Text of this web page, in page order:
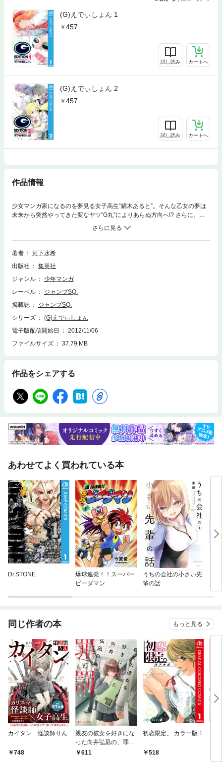
(G)えでぃしょん 1
457
試し読み カートへ
(G)えでぃしょん 2
457
試し読み カートへ
作品情報
少女マンガ家になるのを夢見る女子高生”鏑木あると”。そんな乙女の夢は
未来から突然やってきた変なヤツ”G丸”によりあらぬ方向へ!? さらに、マ
ニアックな女の子達も参入し…!? 夢を描く未来型コメディ、第1巻!!
著者
河下水希
出版社
集英社
ジャンル
少年マンガ
レーベル
ジャンプSQ.
掲載誌
ジャンプSQ.
シリーズ
(G)えでぃしょん
電子版配信開始日
2012/11/06
ファイルサイズ
37.79 MB
作品をシェアする
あわせてよく買われている本
Dr.STONE
爆球連発！！スーパー
ビーダマン
うちの会社の小さい先
輩の話
同じ作者の本 もっと見る
カイタン 怪談師りん
748
親友の彼女を好きにな
った向井弘凪の、罪と
罰。611
初恋限定。 カラー版 1
518
て